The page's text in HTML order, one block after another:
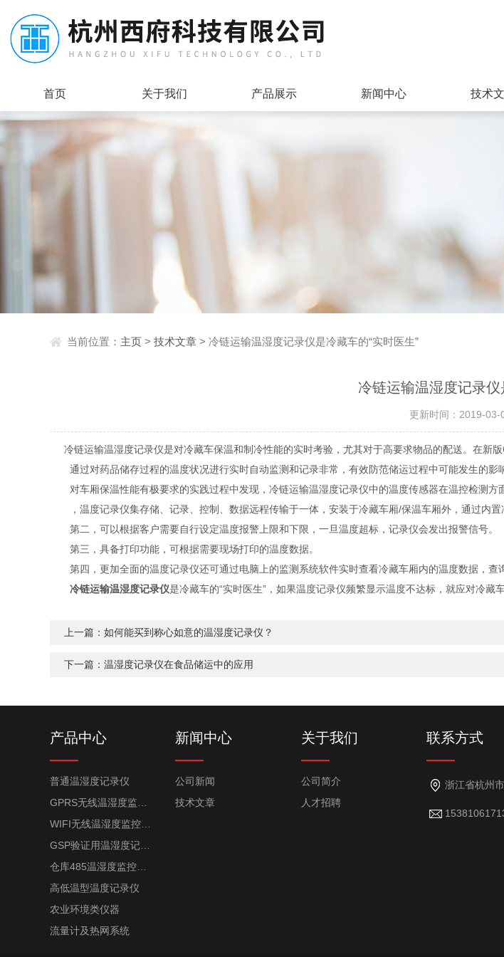
首页 关于我们 产品展示 新闻中心 技术
当前位置： 主页 > 技术文章 > 冷链运输温湿度记录仪是冷藏车的“实时医生”
冷链运输温湿度记录仪
更新时间：2019-03-
冷链运输温湿度记录仪是对冷藏车保温和制冷性能的实时考验，尤其对于高要求物品的配送。在新版
通过对药品储存过程的温度状况进行实时自动监测和记录非常，有效防范储运过程中可能发生的影
对车厢保温性能有极要求的实践过程中发现，冷链运输温湿度记录仪中的温度传感器在温控检测方
，温度记录仪集存储、记录、控制、数据远程传输于一体，安装于冷藏车厢/保温车厢外，通过内置
第二，可以根据客户需要自行设定温度报警上限和下限，一旦温度超标，记录仪会发出报警信号。
第三，具备打印功能，可根据需要现场打印的温度数据。
第四，更加全面的温度记录仪还可通过电脑上的监测系统软件实时查看冷藏车厢内的温度数据，查
冷链运输温湿度记录仪是冷藏车的“实时医生”，如果温度记录仪频繁显示温度不达标，就应对冷藏
上一篇： 如何能买到称心如意的温湿度记录仪？
下一篇： 温湿度记录仪在食品储运中的应用
产品中心
普通温湿度记录仪
高低温型温度记录仪
农业环境类仪器
流量计及热网系统
新闻中心
公司新闻
技术文章
关于我们
公司简介
人才招聘
联系方式
浙江省杭州市余杭